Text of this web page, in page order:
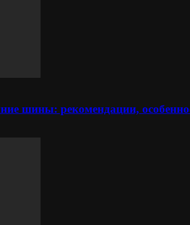
шины: рекомендации,